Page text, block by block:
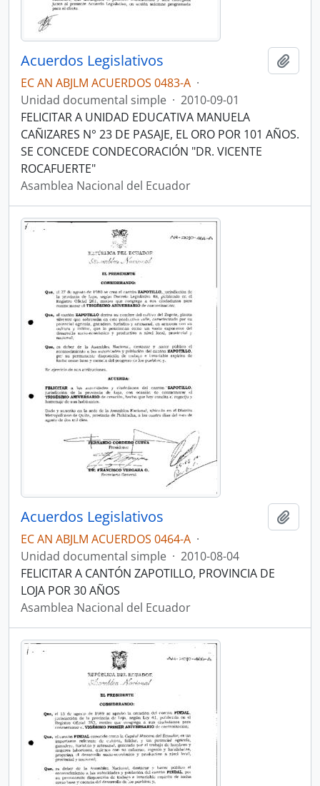
Acuerdos Legislativos
EC AN ABJLM ACUERDOS 0483-A ·
Unidad documental simple · 2010-09-01
FELICITAR A UNIDAD EDUCATIVA MANUELA
CAÑIZARES N° 23 DE PASAJE, EL ORO POR 101 AÑOS.
SE CONCEDE CONDECORACIÓN "DR. VICENTE
ROCAFUERTE"
Asamblea Nacional del Ecuador
Acuerdos Legislativos
EC AN ABJLM ACUERDOS 0464-A ·
Unidad documental simple · 2010-08-04
FELICITAR A CANTÓN ZAPOTILLO, PROVINCIA DE
LOJA POR 30 AÑOS
Asamblea Nacional del Ecuador